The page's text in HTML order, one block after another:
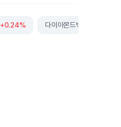
+0.24% 다이아몬드백에너지